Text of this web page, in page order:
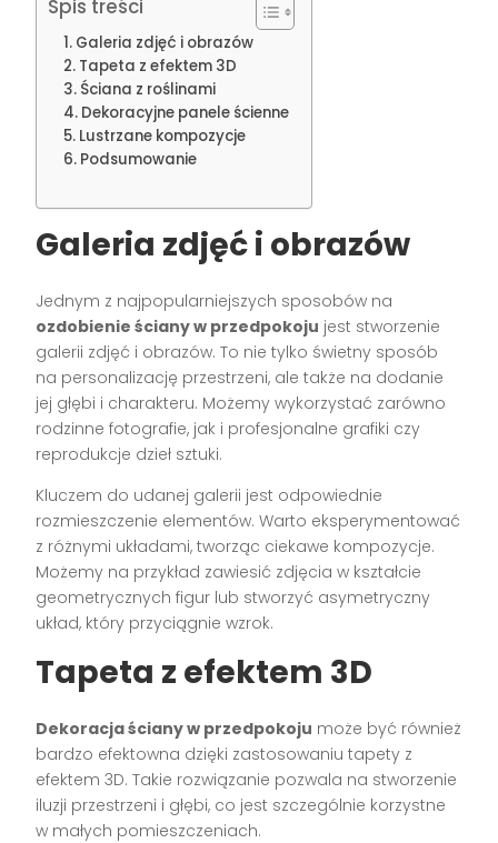
Spis treści
Galeria zdjęć i obrazów
Tapeta z efektem 3D
Ściana z roślinami
Dekoracyjne panele ścienne
Lustrzane kompozycje
Podsumowanie
Galeria zdjęć i obrazów
Jednym z najpopularniejszych sposobów na
ozdobienie ściany w przedpokoju jest stworzenie
galerii zdjęć i obrazów. To nie tylko świetny sposób
na personalizację przestrzeni, ale także na dodanie
jej głębi i charakteru. Możemy wykorzystać zarówno
rodzinne fotografie, jak i profesjonalne grafiki czy
reprodukcje dzieł sztuki.
Kluczem do udanej galerii jest odpowiednie
rozmieszczenie elementów. Warto eksperymentować
z różnymi układami, tworząc ciekawe kompozycje.
Możemy na przykład zawiesić zdjęcia w kształcie
geometrycznych figur lub stworzyć asymetryczny
układ, który przyciągnie wzrok.
Tapeta z efektem 3D
Dekoracja ściany w przedpokoju może być również
bardzo efektowna dzięki zastosowaniu tapety z
efektem 3D. Takie rozwiązanie pozwala na stworzenie
iluzji przestrzeni i głębi, co jest szczególnie korzystne
w małych pomieszczeniach.